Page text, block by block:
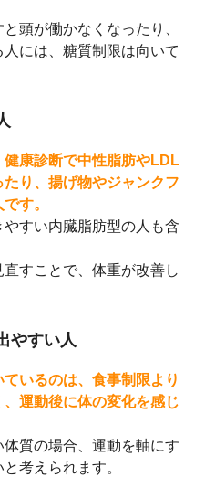
頭が働かなくなったり、
には、糖質制限は向いて
康診断で中性脂肪やLDL
り、揚げ物やジャンクフ
す。
すい内臓脂肪型の人も含
すことで、体重が改善し
やすい人
いるのは、食事制限より
運動後に体の変化を感じ
質の場合、運動を軸にす
考えられます。